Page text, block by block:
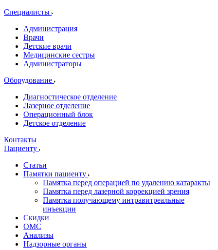
Специалисты
Администрация
Врачи
Детские врачи
Медицинские сестры
Администраторы
Оборудование
Диагностическое отделение
Лазерное отделение
Операционный блок
Детское отделение
Контакты
Пациенту
Статьи
Памятки пациенту
Памятка перед операцией по удалению катаракты
Памятка перед лазерной коррекцией зрения
Памятка получающему интравитреальные
инъекции
Скидки
ОМС
Анализы
Надзорные органы